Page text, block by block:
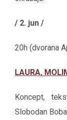
/ 2. jun /
20h (dvorana
LAURA,
Koncept,
Slobodan